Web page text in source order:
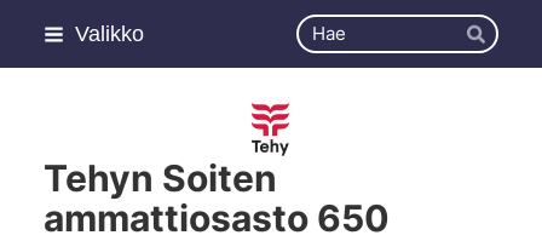
Siirry
sivun
sisältöön
Valikko Haku
Hae
Tehyn Soiten
ammattiosasto 650